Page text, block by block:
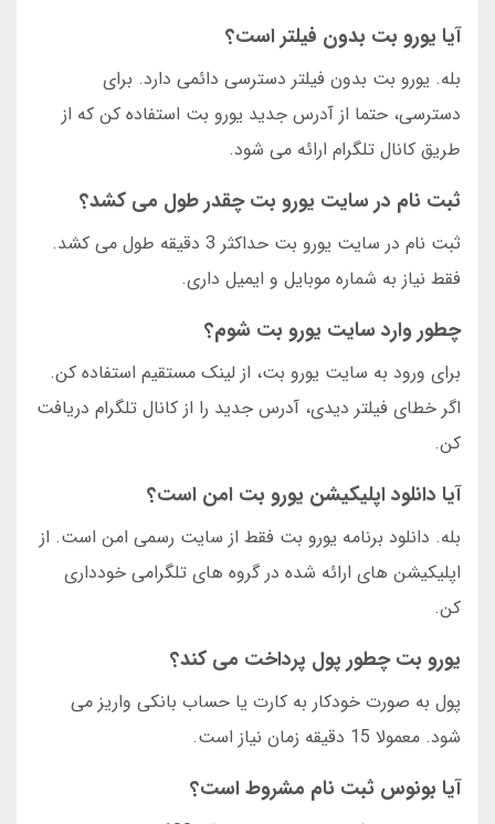
آیا یورو بت بدون فیلتر است؟
بله. یورو بت بدون فیلتر دسترسی دائمی دارد. برای
دسترسی، حتما از آدرس جدید یورو بت استفاده کن که از
طریق کانال تلگرام ارائه می شود.
ثبت نام در سایت یورو بت چقدر طول می کشد؟
ثبت نام در سایت یورو بت حداکثر 3 دقیقه طول می کشد.
فقط نیاز به شماره موبایل و ایمیل داری.
چطور وارد سایت یورو بت شوم؟
برای ورود به سایت یورو بت، از لینک مستقیم استفاده کن.
اگر خطای فیلتر دیدی، آدرس جدید را از کانال تلگرام دریافت
کن.
آیا دانلود اپلیکیشن یورو بت امن است؟
بله. دانلود برنامه یورو بت فقط از سایت رسمی امن است. از
اپلیکیشن های ارائه شده در گروه های تلگرامی خودداری
کن.
یورو بت چطور پول پرداخت می کند؟
پول به صورت خودکار به کارت یا حساب بانکی واریز می
شود. معمولا 15 دقیقه زمان نیاز است.
آیا بونوس ثبت نام مشروط است؟